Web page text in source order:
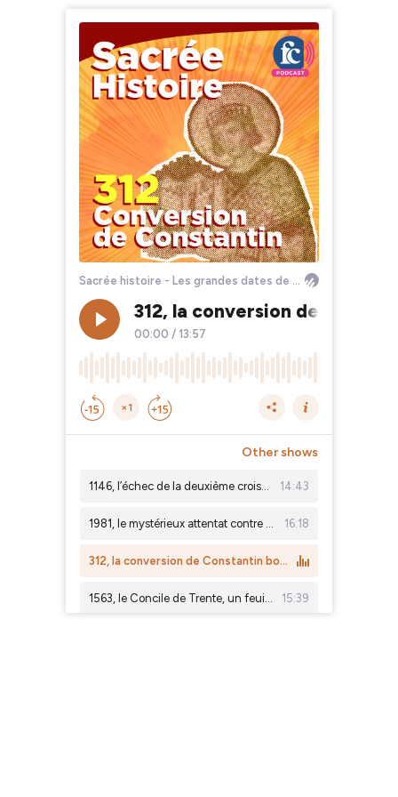
Sacrée histoire - Les grandes dates de l'Église
312, la conversion de
00:00 / 13:57
×1
Other shows
1146, l’échec de la deuxième croisade prêchée par saint Bernard 14:43
1981, le mystérieux attentat contre Jean-Paul II 16:18
312, la conversion de Constantin bouscule l’Empire
1563, le Concile de Trente, un feuilleton à rebondissement 15:39